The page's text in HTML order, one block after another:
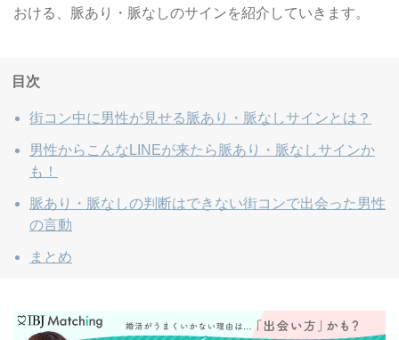
おける、脈あり・脈なしのサインを紹介していきます。
目次
街コン中に男性が見せる脈あり・脈なしサインとは？
男性からこんなLINEが来たら脈あり・脈なしサインか
も！
脈あり・脈なしの判断はできない街コンで出会った男性
の言動
まとめ